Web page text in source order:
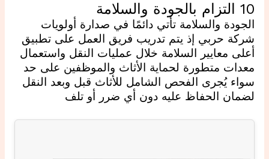
10 التزام بالجودة والسلامة
الجودة والسلامة تأتي دائمًا في صدارة أولويات
شركة حربي إذ يتم تدريب فريق العمل على تطبيق
أعلى معايير السلامة خلال عمليات النقل واستعمال
معدات متطورة لحماية الأثاث والموظفين على حد
سواء يُجرى الفحص الشامل للأثاث قبل وبعد النقل
لضمان الحفاظ عليه دون أي ضرر أو تلف